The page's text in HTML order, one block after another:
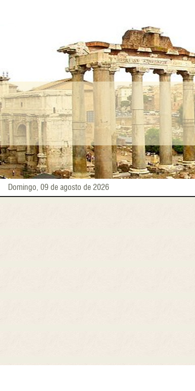
Domingo, 09 de agosto de 2026